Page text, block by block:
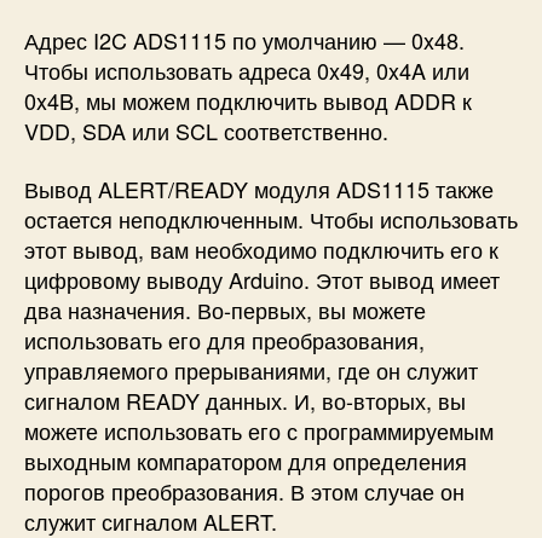
Адрес I2C ADS1115 по умолчанию — 0x48.
Чтобы использовать адреса 0x49, 0x4A или
0x4B, мы можем подключить вывод ADDR к
VDD, SDA или SCL соответственно.
Вывод ALERT/READY модуля ADS1115 также
остается неподключенным. Чтобы использовать
этот вывод, вам необходимо подключить его к
цифровому выводу Arduino. Этот вывод имеет
два назначения. Во-первых, вы можете
использовать его для преобразования,
управляемого прерываниями, где он служит
сигналом READY данных. И, во-вторых, вы
можете использовать его с программируемым
выходным компаратором для определения
порогов преобразования. В этом случае он
служит сигналом ALERT.